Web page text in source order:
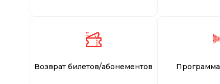
Возврат билетов/абонементов Программа